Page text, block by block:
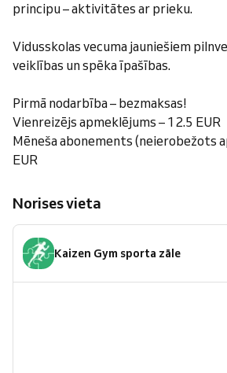
principu – aktivitātes ar prieku.
Vidusskolas vecuma jauniešiem
veiklības un spēka īpašības.
Pirmā nodarbība – bezmaksas!
Vienreizējs apmeklējums – 12.5 EUR
Mēneša abonements (neierobežots
EUR
Norises vieta
Kaizen Gym sporta zāle